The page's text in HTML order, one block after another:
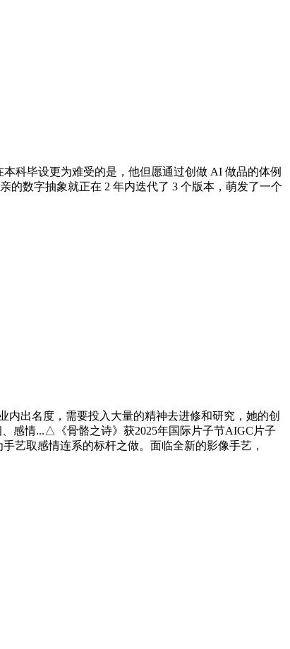
科毕设更为难受的是，他但愿通过创做 AI 做品的体例
的数字抽象就正在 2 年内迭代了 3 个版本，萌发了一个
内出名度，需要投入大量的精神去进修和研究，她的创
感情...△《骨骼之诗》获2025年国际片子节AIGC片子
艺取感情连系的标杆之做。面临全新的影像手艺，